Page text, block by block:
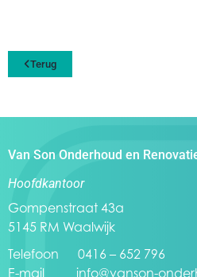
Terug
Van Son Onderhoud en
Hoofdkantoor
Gompenstraat 43a
5145 RM Waalwijk
Telefoon 0416 – 652 796
E-mail info@vanson-